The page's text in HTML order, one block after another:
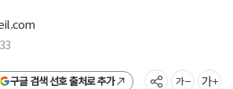
구글 검색 선호 출처로 추가